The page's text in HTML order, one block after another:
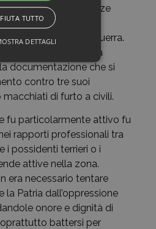
prove e testimonianze
assicurare alla
alla fine della guerra.
vicino alla salma
documentazione che si
contro tre suoi
macchiati di furto a civili.
fu particolarmente attivo fu
rapporti professionali tra
i possidenti terrieri o i
attive nella zona.
era necessario tentare
Patria dall’oppressione
onore e dignità di
battersi per
TUTTO
DETTAGLI